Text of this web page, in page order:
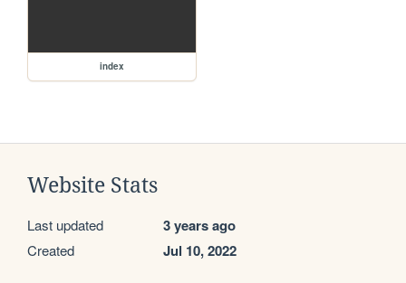
index
Website Stats
Last updated 3 years ago
Created Jul 10, 2022